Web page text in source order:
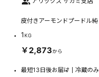
皮付きアーモンドプードル純
1KG
￥2,873から
最短13日後お届け 冷蔵のみ